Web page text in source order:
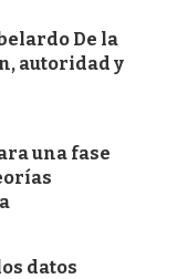
De la
autoridad y
una fase
datos